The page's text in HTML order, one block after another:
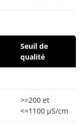
Seuil de
qualité
>=200 et
<=1100 µS/cm